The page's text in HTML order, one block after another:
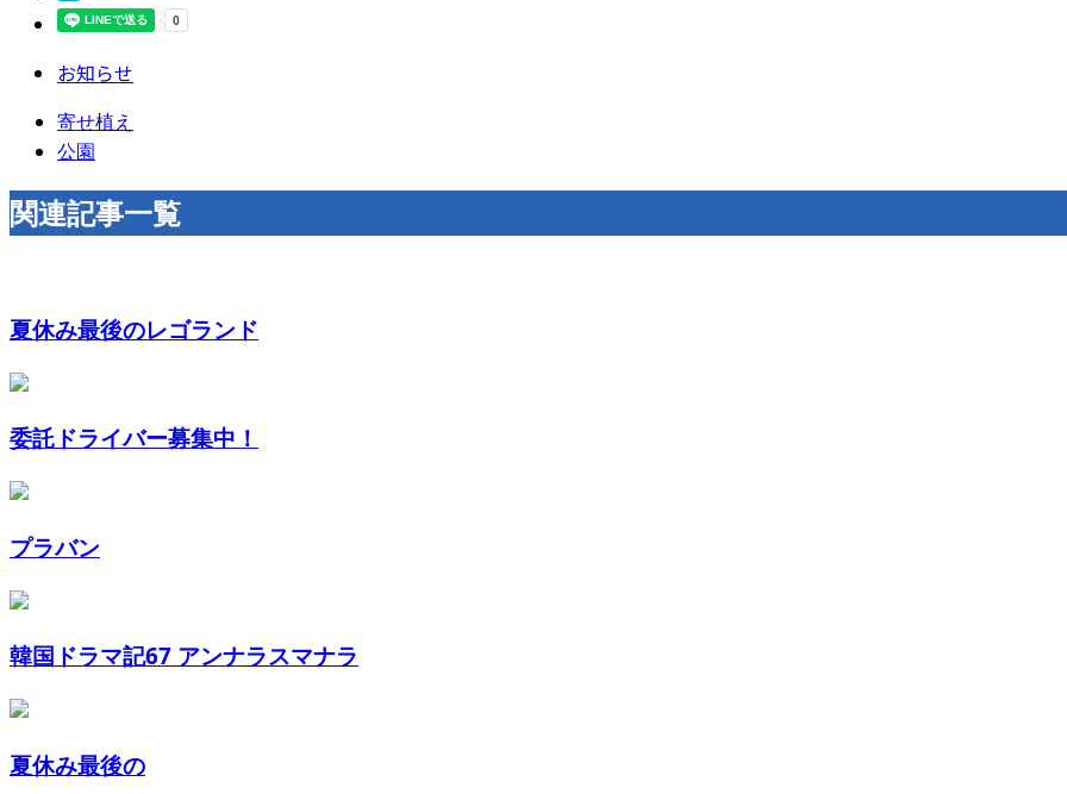
お知らせ
寄せ植え
公園
関連記事一覧
夏休み最後のレゴランド
委託ドライバー募集中！
プラバン
韓国ドラマ記67 アンナラスマナラ
夏休み最後の